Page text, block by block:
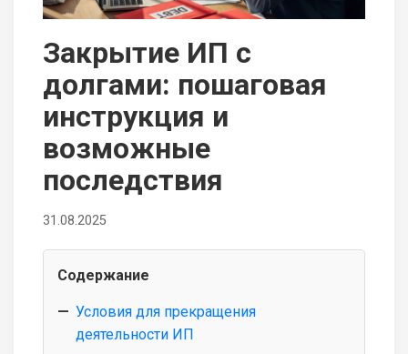
Закрытие ИП с
долгами: пошаговая
инструкция и
возможные
последствия
31.08.2025
Содержание
Условия для прекращения
деятельности ИП